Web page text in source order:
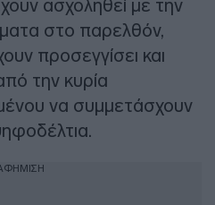
ασχοληθεί με την
στο παρελθόν,
προσεγγίσει και
την κυρία
να συμμετάσχουν